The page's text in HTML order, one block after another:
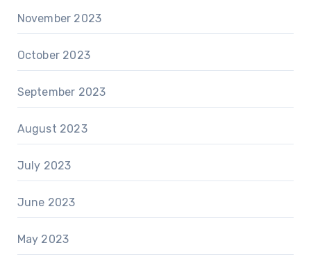
November 2023
October 2023
September 2023
August 2023
July 2023
June 2023
May 2023